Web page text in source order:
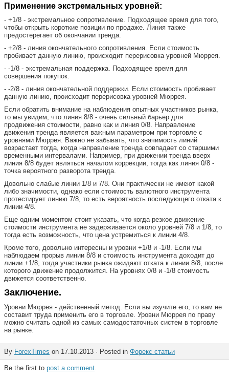
Применение экстремальных уровней:
- +1/8 - экстремальное сопротивление. Подходящее время для того,
чтобы открыть короткие позиции по продаже. Линия также
предостерегает об окончании тренда.
- +2/8 - линия окончательного сопротивления. Если стоимость
пробивает данную линию, происходит перерисовка уровней Мюррея.
- -1/8 - экстремальная поддержка. Подходящее время для
совершения покупок.
- -2/8 - линия окончательной поддержки. Если стоимость пробивает
данную линию, происходит перерисовка уровней Мюррея.
Если обратить внимание на наблюдения опытных участников рынка,
то мы увидим, что линия 8/8 - очень сильный барьер для
продвижения стоимости, равно как и линия 0/8. Направление
движения тренда является важным параметром при торговле с
уровнями Мюррея. Важно не забывать, что значимость линий
возрастает тогда, когда направление тренда совпадает со старшими
временными интервалами. Например, при движении тренда вверх
линия 8/8 будет являться началом коррекции, тогда как линия 0/8 -
точка вероятного разворота тренда.
Довольно слабые линии 1/8 и 7/8. Они практически не имеют какой
либо значимости, однако если стоимость валютного инструмента
протестирует линию 7/8, то есть вероятность последующего отката к
линии 4/8.
Еще одним моментом стоит указать, что когда резкое движение
стоимости инструмента не задерживается около уровней 7/8 и 1/8, то
тогда есть возможность, что цена устремиться к линии 4/8.
Кроме того, довольно интересны и уровни +1/8 и -1/8. Если мы
наблюдаем прорыв линии 8/8 и стоимость инструмента доходит до
линии +1/8, тогда участники рынка ожидают отката к линии 8/8, после
которого движение продолжится. На уровнях 0/8 и -1/8 стоимость
движется соответственно.
Заключение.
Уровни Мюррея - действенный метод. Если вы изучите его, то вам не
составит труда применить его в торговле. Уровни Мюррея по праву
можно считать одной из самых самодостаточных систем в торговле
на рынке.
By ForexTimes on 17.10.2013 · Posted in Форекс статьи
Be the first to post a comment.